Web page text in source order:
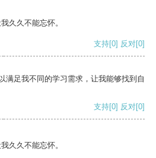
久久不能忘怀。
支持[0] 反对[0]
满足我不同的学习需求，让我能够找到自
支持[0] 反对[0]
久久不能忘怀。